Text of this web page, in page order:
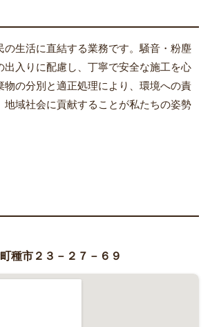
の生活に直結する業務です。騒音・粉塵
出入りに配慮し、丁寧で安全な施工を心
物の分別と適正処理により、環境への責
地域社会に貢献することが私たちの姿勢
種市２３－２７－６９